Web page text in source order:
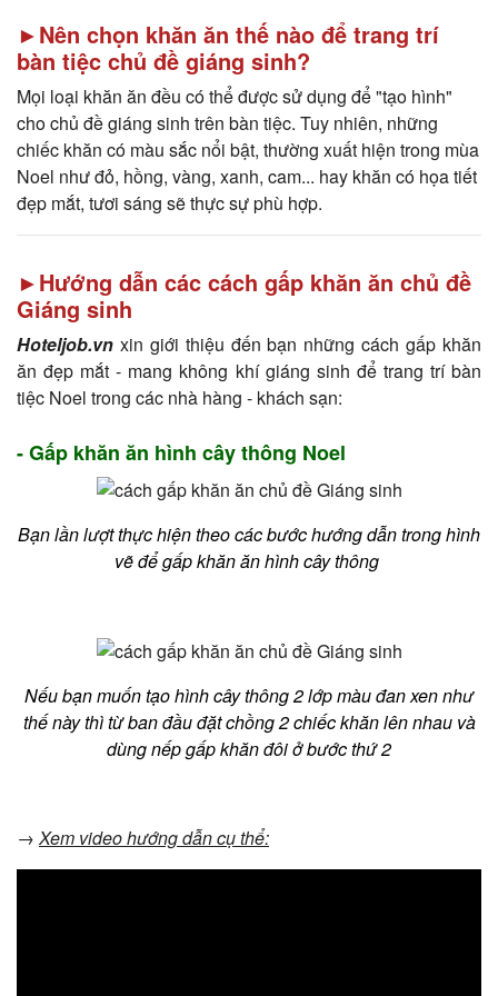
►Nên chọn khăn ăn thế nào để trang trí
bàn tiệc chủ đề giáng sinh?
Mọi loại khăn ăn đều có thể được sử dụng để "tạo hình"
cho chủ đề giáng sinh trên bàn tiệc. Tuy nhiên, những
chiếc khăn có màu sắc nổi bật, thường xuất hiện trong mùa
Noel như đỏ, hồng, vàng, xanh, cam... hay khăn có họa tiết
đẹp mắt, tươi sáng sẽ thực sự phù hợp.
►Hướng dẫn các cách gấp khăn ăn chủ đề
Giáng sinh
Hoteljob.vn xin giới thiệu đến bạn những cách gấp khăn
ăn đẹp mắt - mang không khí giáng sinh để trang trí bàn
tiệc Noel trong các nhà hàng - khách sạn:
- Gấp khăn ăn hình cây thông Noel
Bạn lần lượt thực hiện theo các bước hướng dẫn trong hình
vẽ để gấp khăn ăn hình cây thông
Nếu bạn muốn tạo hình cây thông 2 lớp màu đan xen như
thế này thì từ ban đầu đặt chồng 2 chiếc khăn lên nhau và
dùng nếp gấp khăn đôi ở bước thứ 2
→Xem video hướng dẫn cụ thể: